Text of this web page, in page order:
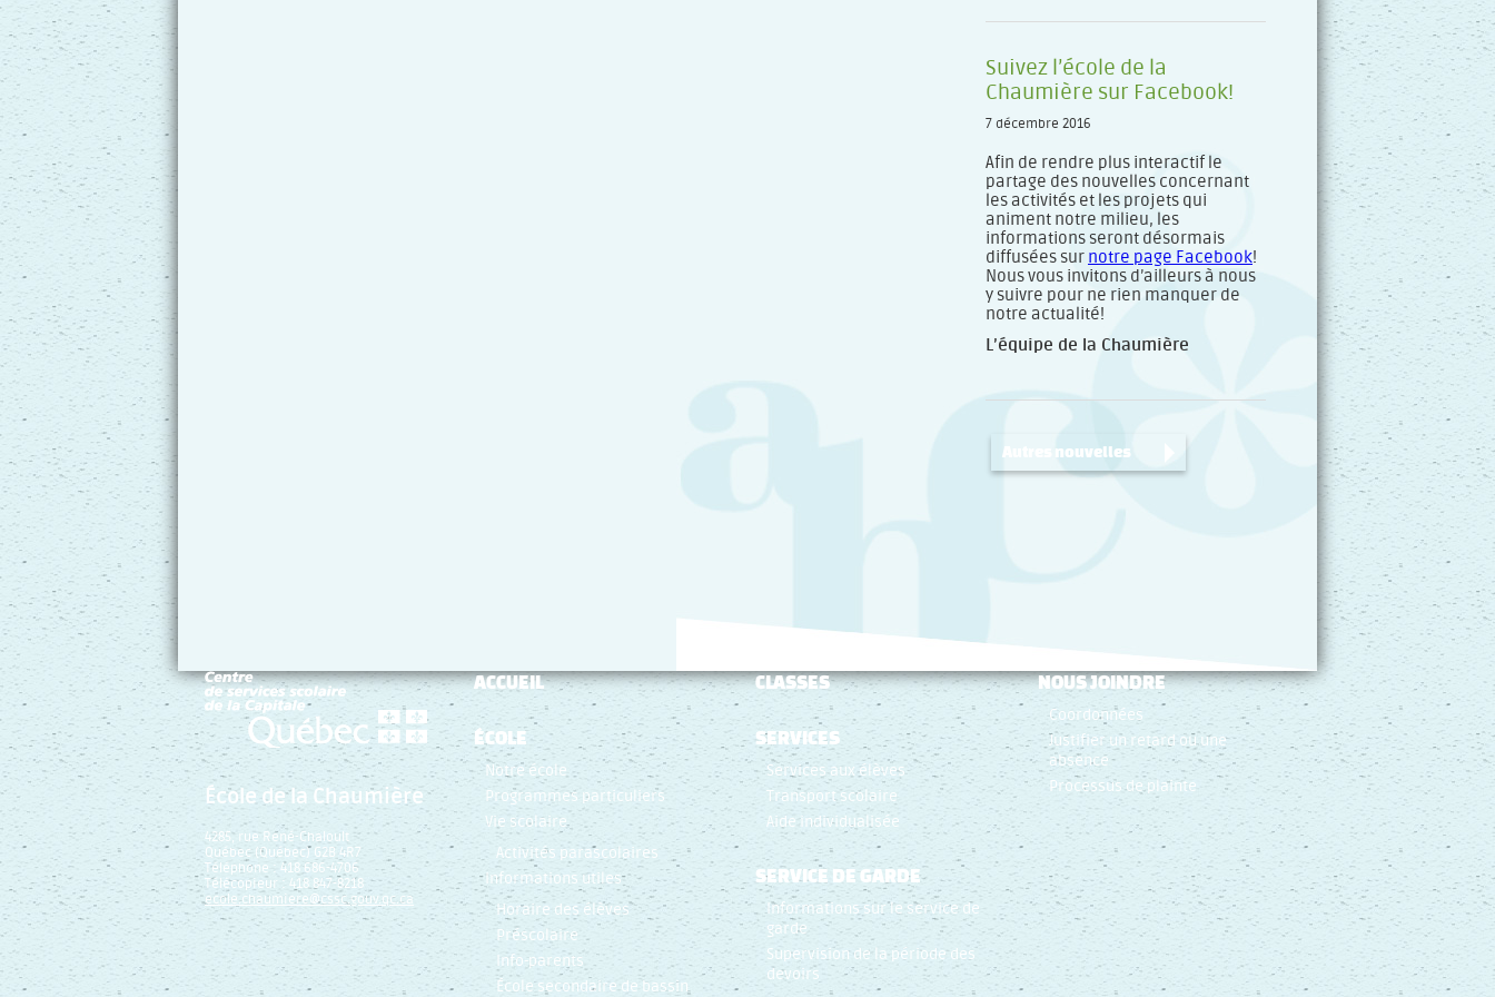
Suivez l’école de la
Chaumière sur Facebook!
7 décembre 2016
Afin de rendre plus interactif le
partage des nouvelles concernant
les activités et les projets qui
animent notre milieu, les
informations seront désormais
diffusées sur notre page Facebook!
Nous vous invitons d’ailleurs à nous
y suivre pour ne rien manquer de
notre actualité!
L’équipe de la Chaumière
Autres nouvelles
École de la Chaumière
4285, rue René-Chaloult
Québec (Québec) G2B 4R7
Téléphone : 418 686-4706
Télécopieur : 418 847-8218
ecole.chaumiere@cssc.gouv.qc.ca
ACCUEIL
ÉCOLE
Notre école
Programmes particuliers
Vie scolaire
Activités parascolaires
Informations utiles
Horaire des élèves
Préscolaire
Info-parents
École secondaire de bassin
CLASSES
SERVICES
Services aux élèves
Transport scolaire
Aide individualisée
SERVICE DE GARDE
Informations sur le service de
garde
Supervision de la période des
devoirs
NOUS JOINDRE
Coordonnées
Justifier un retard ou une
absence
Processus de plainte